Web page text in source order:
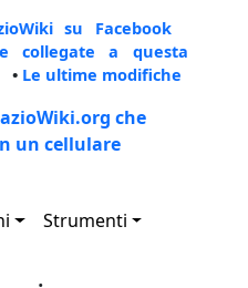
su Facebook
collegate a questa
• Le ultime modifiche
che
un cellulare
Strumenti